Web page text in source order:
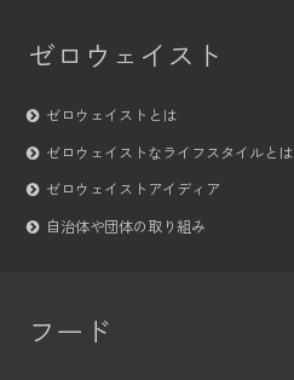
ゼロウェイスト
ゼロウェイストとは
ゼロウェイストなライフスタイルとは
ゼロウェイストアイディア
自治体や団体の取り組み
フード